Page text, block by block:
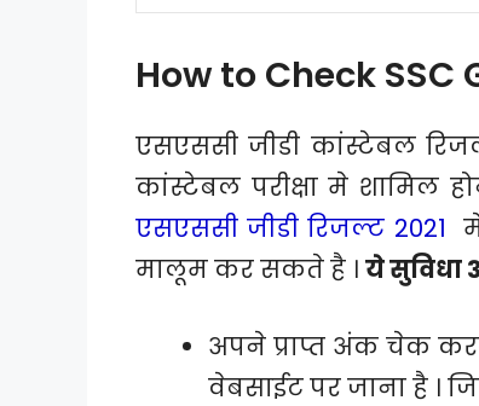
How to Check SSC
एसएससी जीडी कांस्टेबल
कांस्टेबल परीक्षा मे शामिल
एसएससी जीडी रिजल्ट 2021
मालूम कर सकते है । ये सुविधा
अपने प्राप्त अंक चेक
वेबसाईट पर जाना है ।